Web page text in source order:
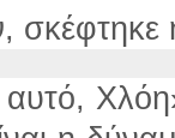
, σκέφτηκε
αυτό, Χλόη